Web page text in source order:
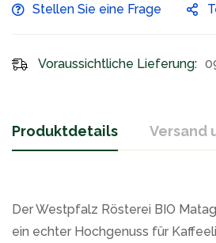
Stellen Sie eine Frage
Voraussichtliche Lieferung:
Produktdetails Versand
Der Westpfalz Rösterei BIO
ein echter Hochgenuss für